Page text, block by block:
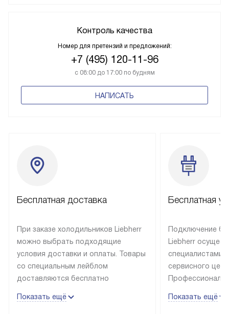
Контроль качества
Номер для претензий и предложений:
+7 (495) 120-11-96
с 08:00 до 17:00 по будням
НАПИСАТЬ
Бесплатная доставка
При заказе холодильников Liebherr
можно выбрать подходящие
условия доставки и оплаты. Товары
со специальным лейблом
доставляются бесплатно
до подъезда, выезд за МКАД
Показать ещё
Бесплатная
Подключение
Liebherr
специалистами
сервисного
эксплуатации
Показать ещё